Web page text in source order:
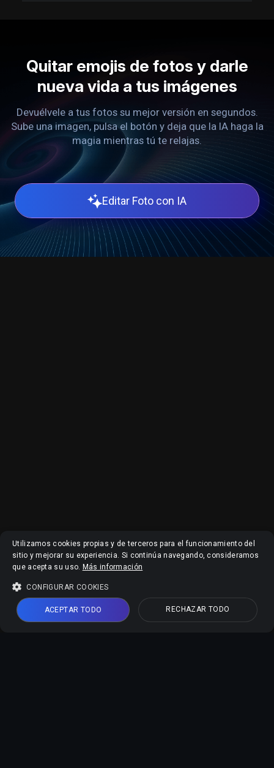
Quitar emojis de fotos y darle
nueva vida a tus imágenes
Devuélvele a tus fotos su mejor versión en segundos.
Sube una imagen, pulsa el botón y deja que la IA haga la
magia mientras tú te relajas.
Editar Foto con IA
Utilizamos cookies propias y de terceros para el funcionamiento del
sitio y mejorar su experiencia. Si continúa navegando, consideramos
que acepta su uso. Más información
CONFIGURAR COOKIES
ACEPTAR TODO RECHAZAR TODO